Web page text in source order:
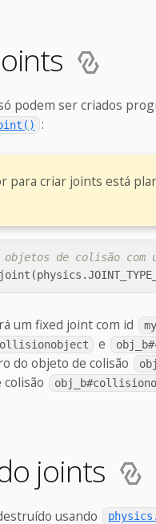
podem ser criados
:
para criar joints está
objetos de colisão
(physics .
um fixed joint com id
e
do objeto de colisão
joints
usando